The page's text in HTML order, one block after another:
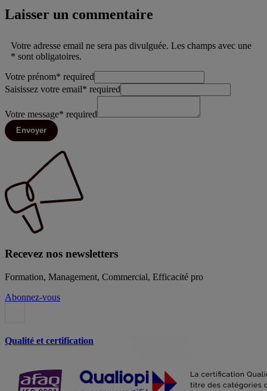
Laisser un commentaire
Votre adresse email ne sera pas divulguée. Les champs avec une
* sont obligatoires.
Votre prénom* required
Saisissez votre email* required
Votre message* required
Envoyer
Recevez nos newsletters
Formation, Management, Commercial, Efficacité pro
Abonnez-vous
Qualité et certification